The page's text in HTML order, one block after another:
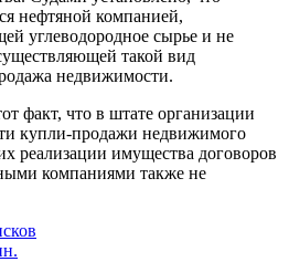
нефтяной компанией,
углеводородное сырье и не
такой вид
недвижимости.
факт, что в штате организации
купли-продажи недвижимого
реализации имущества договоров
компаниями также не